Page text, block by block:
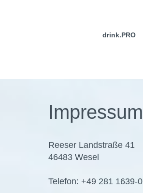
drink.PRO
Impressum
Reeser Landstraße 41
46483 Wesel
Telefon: +49 281 1639-0